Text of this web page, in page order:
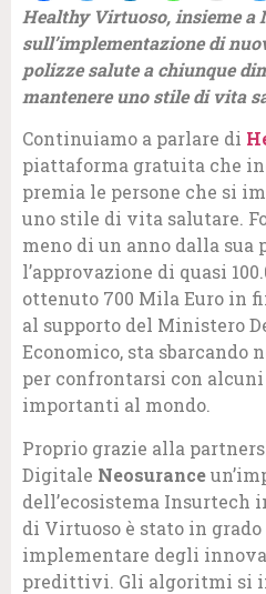
Healthy Virtuoso, insieme a
sull’implementazione di
polizze salute a chiunque
mantenere uno stile di vita
Continuiamo a parlare di
piattaforma gratuita che
premia le persone che si
uno stile di vita salutare.
meno di un anno dalla sua
l’approvazione di quasi
ottenuto 700 Mila Euro in
al supporto del Ministero
Economico, sta sbarcando
per confrontarsi con
importanti al mondo.
Proprio grazie alla
Digitale Neosurance
dell’ecosistema Insurtech
di Virtuoso è stato in
implementare degli
predittivi. Gli algoritmi si